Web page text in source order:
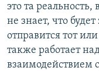
это та
не знает, что
отправится тот
также работает
взаимодействием